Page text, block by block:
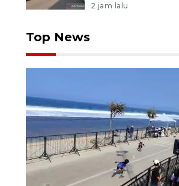
2 jam lalu
Top News